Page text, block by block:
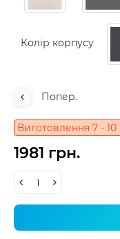
Колір корпусу
Попер.
Виготовлення 7 - 10
1981 грн.